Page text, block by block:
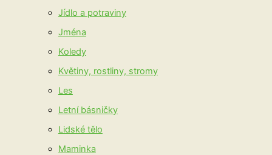
Jídlo a potraviny
Jména
Koledy
Květiny, rostliny, stromy
Les
Letní básničky
Lidské tělo
Maminka